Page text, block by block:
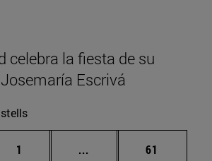
celebra la fiesta de su
Escrivá
Página
1 ... Páginas intermedias
Página
61